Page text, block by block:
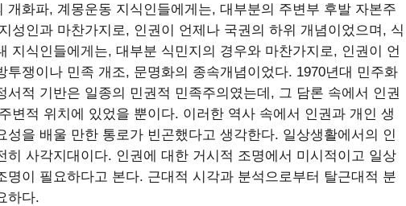
개화파, 계몽운동 지식인들에게는, 대부분의 주변부 후발 자본주
성인과 마찬가지로, 인권이 언제나 국권의 하위 개념이었으며, 식
지식인들에게는, 대부분 식민지의 경우와 마찬가지로, 인권이 언
투쟁이나 민족 개조, 문명화의 종속개념이었다. 1970년대 민주화
서적 기반은 일종의 민권적 민족주의였는데, 그 담론 속에서 인권
변적 위치에 있었을 뿐이다. 이러한 역사 속에서 인권과 개인 생
성을 배울 만한 통로가 빈곤했다고 생각한다. 일상생활에서의 인
히 사각지대이다. 인권에 대한 거시적 조명에서 미시적이고 일상
명이 필요하다고 본다. 근대적 시각과 분석으로부터 탈근대적 분
하다.